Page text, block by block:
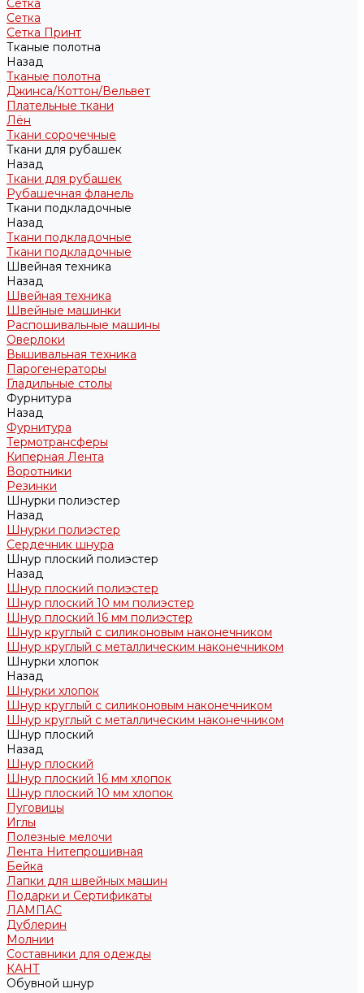
Сетка
Сетка
Сетка Принт
Тканые полотна
Назад
Тканые полотна
Джинса/Коттон/Вельвет
Плательные ткани
Лён
Ткани сорочечные
Ткани для рубашек
Назад
Ткани для рубашек
Рубашечная фланель
Ткани подкладочные
Назад
Ткани подкладочные
Ткани подкладочные
Швейная техника
Назад
Швейная техника
Швейные машинки
Распошивальные машины
Оверлоки
Вышивальная техника
Парогенераторы
Гладильные столы
Фурнитура
Назад
Фурнитура
Термотрансферы
Киперная Лента
Воротники
Резинки
Шнурки полиэстер
Назад
Шнурки полиэстер
Сердечник шнура
Шнур плоский полиэстер
Назад
Шнур плоский полиэстер
Шнур плоский 10 мм полиэстер
Шнур плоский 16 мм полиэстер
Шнур круглый с силиконовым наконечником
Шнур круглый с металлическим наконечником
Шнурки хлопок
Назад
Шнурки хлопок
Шнур круглый с силиконовым наконечником
Шнур круглый с металлическим наконечником
Шнур плоский
Назад
Шнур плоский
Шнур плоский 16 мм хлопок
Шнур плоский 10 мм хлопок
Пуговицы
Иглы
Полезные мелочи
Лента Нитепрошивная
Бейка
Лапки для швейных машин
Подарки и Сертификаты
ЛАМПАС
Дублерин
Молнии
Составники для одежды
КАНТ
Обувной шнур